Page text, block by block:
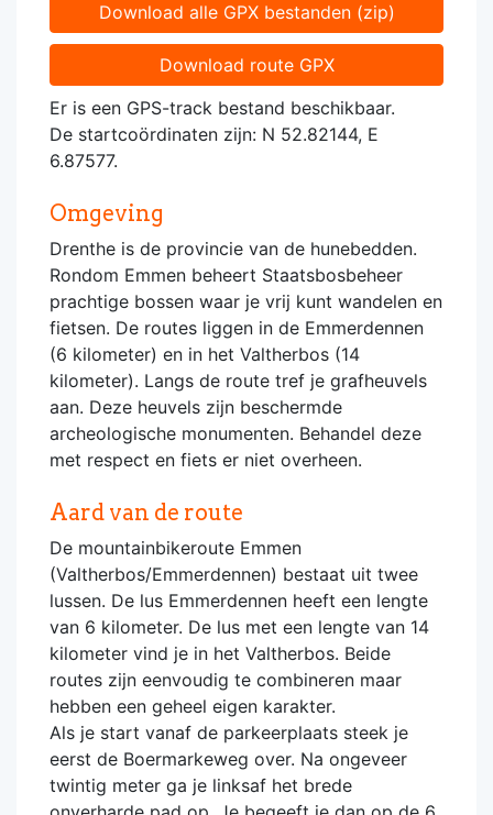
Download alle GPX bestanden (zip)
Download route GPX
Er is een GPS-track bestand beschikbaar.
De startcoördinaten zijn: N 52.82144, E
6.87577.
Omgeving
Drenthe is de provincie van de hunebedden.
Rondom Emmen beheert Staatsbosbeheer
prachtige bossen waar je vrij kunt wandelen en
fietsen. De routes liggen in de Emmerdennen
(6 kilometer) en in het Valtherbos (14
kilometer). Langs de route tref je grafheuvels
aan. Deze heuvels zijn beschermde
archeologische monumenten. Behandel deze
met respect en fiets er niet overheen.
Aard van de route
De mountainbikeroute Emmen
(Valtherbos/Emmerdennen) bestaat uit twee
lussen. De lus Emmerdennen heeft een lengte
van 6 kilometer. De lus met een lengte van 14
kilometer vind je in het Valtherbos. Beide
routes zijn eenvoudig te combineren maar
hebben een geheel eigen karakter.
Als je start vanaf de parkeerplaats steek je
eerst de Boermarkeweg over. Na ongeveer
twintig meter ga je linksaf het brede